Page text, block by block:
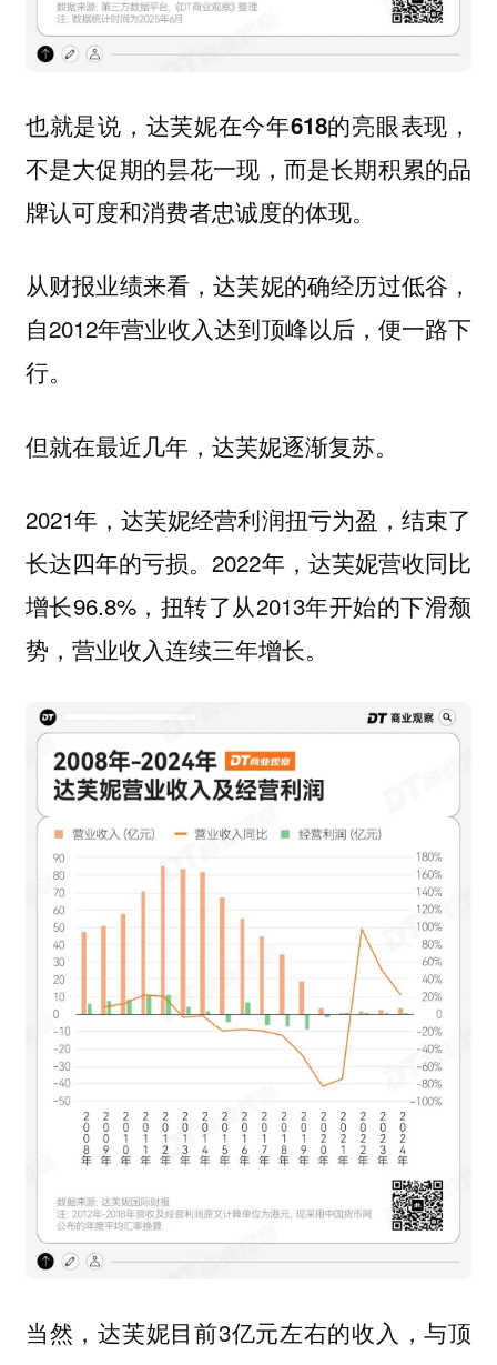
也就是说，达芙妮在今年618的亮眼表现，
不是大促期的昙花一现，而是长期积累的品
牌认可度和消费者忠诚度的体现。
从财报业绩来看，达芙妮的确经历过低谷，
自2012年营业收入达到顶峰以后，便一路下
行。
但就在最近几年，达芙妮逐渐复苏。
2021年，达芙妮经营利润扭亏为盈，结束了
长达四年的亏损。2022年，达芙妮营收同比
增长96.8%，扭转了从2013年开始的下滑颓
势，营业收入连续三年增长。
当然，达芙妮目前3亿元左右的收入，与顶